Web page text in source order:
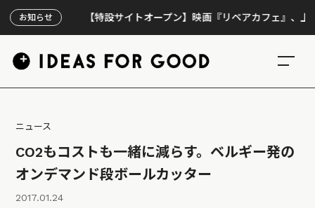
お知らせ【特設サイトオープン】映画『リペアカフェ』、上映300回
ニュース
CO2もコストも一緒に減らす。ベルギー発の
オンデマンド段ボールカッター
2017.01.24